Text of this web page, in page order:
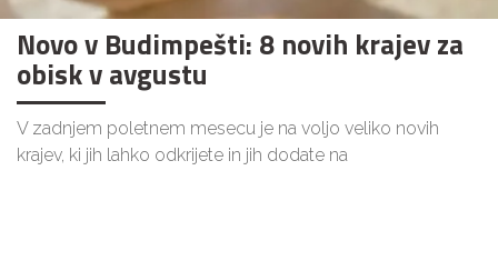
Novo v Budimpešti: 8 novih krajev za
obisk v avgustu
V zadnjem poletnem mesecu je na voljo veliko novih
krajev, ki jih lahko odkrijete in jih dodate na